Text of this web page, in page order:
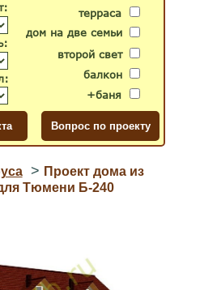
второй свет
дом на две семьи
терраса
балкон
+баня
> Проект дома из
Тюмени Б-240